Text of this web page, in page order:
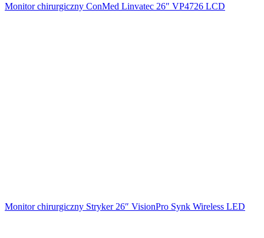
Monitor chirurgiczny ConMed Linvatec 26″ VP4726 LCD
Monitor chirurgiczny Stryker 26″ VisionPro Synk Wireless LED